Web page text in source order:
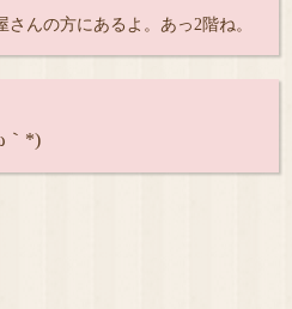
んの方にあるよ。あっ2階ね。
｀*)